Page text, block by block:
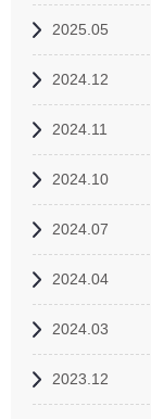
2025.05
2024.12
2024.11
2024.10
2024.07
2024.04
2024.03
2023.12